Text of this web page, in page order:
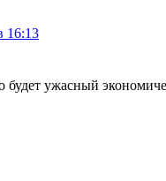
16:13
будет ужасный